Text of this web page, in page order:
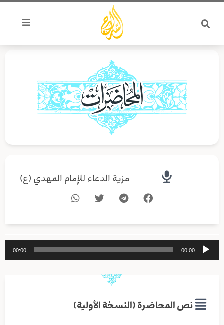
تخطي
المحتوى
مزية الدعاء للإمام المهدي (ع)
مشغل
الصوت
00:00
00:00
نص المحاضرة (النسخة الأولية)